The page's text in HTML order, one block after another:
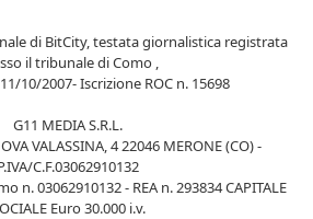
di BitCity, testata giornalistica registrata
il tribunale di Como ,
10/2007- Iscrizione ROC n. 15698
G11 MEDIA S.R.L.
VALASSINA, 4 22046 MERONE (CO) -
C.F.03062910132
n. 03062910132 - REA n. 293834 CAPITALE
Euro 30.000 i.v.